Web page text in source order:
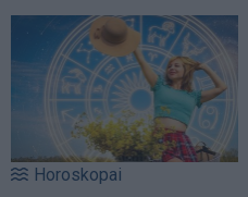
Horoskopai